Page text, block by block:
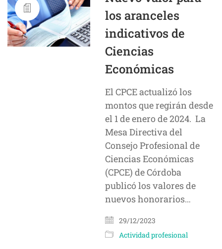
los aranceles
indicativos de
Ciencias
Económicas
El CPCE actualizó los
montos que regirán desde
el 1 de enero de 2024. La
Mesa Directiva del
Consejo Profesional de
Ciencias Económicas
(CPCE) de Córdoba
publicó los valores de
nuevos honorarios…
29/12/2023
Actividad profesional